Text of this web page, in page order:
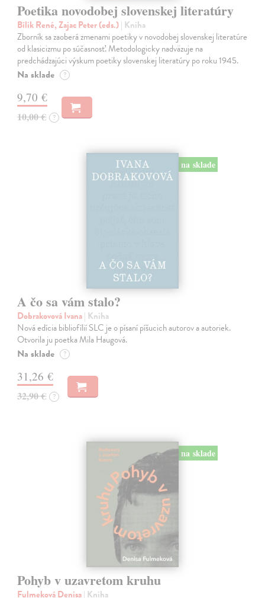
Poetika novodobej slovenskej literatúry
Bílik René, Zajac Peter (eds.)| Kniha
Zborník sa zaoberá zmenami poetiky v novodobej slovenskej literatúre
od klasicizmu po súčasnosť. Metodologicky nadväzuje na
predchádzajúci výskum poetiky slovenskej literatúry po roku 1945.
Na sklade ?
9,70 €
10,00 € ?
na sklade
A čo sa vám stalo?
Dobrakovová Ivana| Kniha
Nová edícia bibliofílií SLC je o písaní píšucich autorov a autoriek.
Otvorila ju poetka Mila Haugová.
Na sklade ?
31,26 €
32,90 € ?
na sklade
Pohyb v uzavretom kruhu
Fulmeková Denisa| Kniha